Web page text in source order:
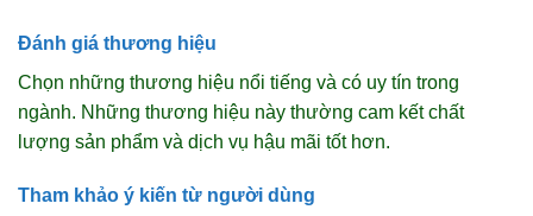
Đánh giá thương hiệu
Chọn những thương hiệu nổi tiếng và có uy tín trong
ngành. Những thương hiệu này thường cam kết chất
lượng sản phẩm và dịch vụ hậu mãi tốt hơn.
Tham khảo ý kiến từ người dùng